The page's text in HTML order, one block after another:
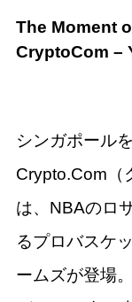
The Moment
CryptoCom –
シンガポール
Crypto.Com（
は、​​NBAのロ
るプロバスケ
ームズが登場